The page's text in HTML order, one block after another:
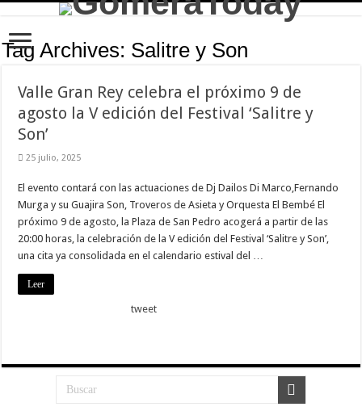
Tag Archives: Salitre y Son
Valle Gran Rey celebra el próximo 9 de
agosto la V edición del Festival ‘Salitre y
Son’
25 julio, 2025
El evento contará con las actuaciones de Dj Dailos Di Marco,Fernando
Murga y su Guajira Son, Troveros de Asieta y Orquesta El Bembé El
próximo 9 de agosto, la Plaza de San Pedro acogerá a partir de las
20:00 horas, la celebración de la V edición del Festival ‘Salitre y Son’,
una cita ya consolidada en el calendario estival del …
Leer
tweet
Necesarias